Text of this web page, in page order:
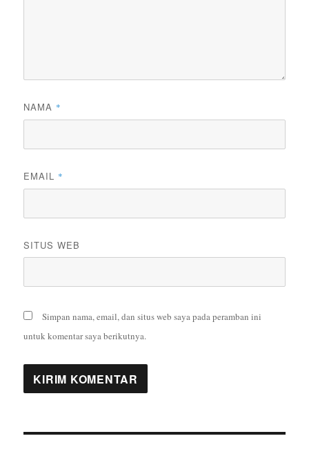
NAMA *
EMAIL *
SITUS WEB
Simpan nama, email, dan situs web saya pada peramban ini
untuk komentar saya berikutnya.